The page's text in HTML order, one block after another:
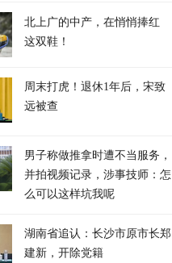
北上广的中产，在悄悄捧红
这双鞋！
周末打虎！退休1年后，宋致
远被查
男子称做推拿时遭不当服务，
并拍视频记录，涉事技师：怎
么可以这样坑我呢
湖南省追认：长沙市原市长郑
建新，开除党籍